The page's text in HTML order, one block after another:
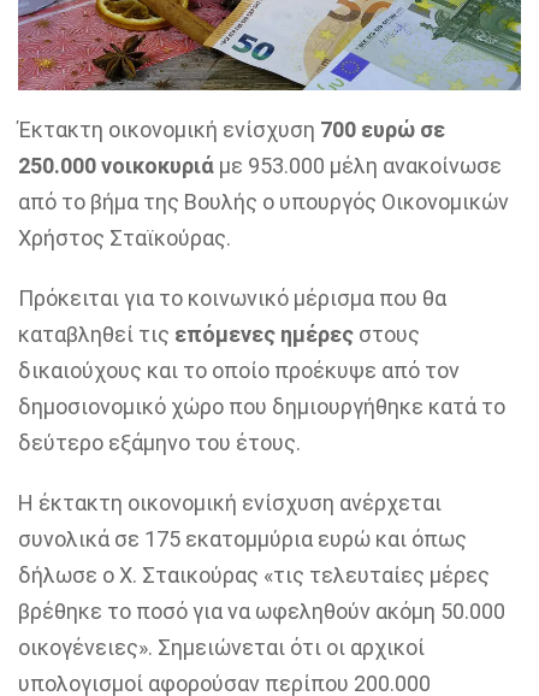
Έκτακτη οικονομική ενίσχυση 700 ευρώ σε
250.000 νοικοκυριά με 953.000 μέλη ανακοίνωσε
από το βήμα της Βουλής ο υπουργός Οικονομικών
Χρήστος Σταϊκούρας.
Πρόκειται για το κοινωνικό μέρισμα που θα
καταβληθεί τις επόμενες ημέρες στους
δικαιούχους και το οποίο προέκυψε από τον
δημοσιονομικό χώρο που δημιουργήθηκε κατά το
δεύτερο εξάμηνο του έτους.
Η έκτακτη οικονομική ενίσχυση ανέρχεται
συνολικά σε 175 εκατομμύρια ευρώ και όπως
δήλωσε ο Χ. Σταικούρας «τις τελευταίες μέρες
βρέθηκε το ποσό για να ωφεληθούν ακόμη 50.000
οικογένειες». Σημειώνεται ότι οι αρχικοί
υπολογισμοί αφορούσαν περίπου 200.000